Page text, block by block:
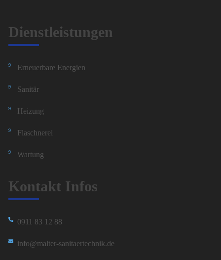
Dienstleistungen
Erneuerbare Energien
Sanitär
Heizung
Flaschnerei
Wartung
Kontakt Infos
0911 83 12 88
info@malter-sanitaertechnik.de